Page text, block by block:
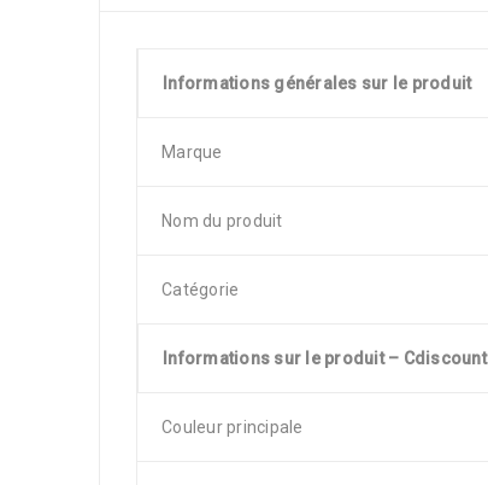
Informations générales sur le produit
Marque
Nom du produit
Catégorie
Informations sur le produit – Cdiscount
Couleur principale